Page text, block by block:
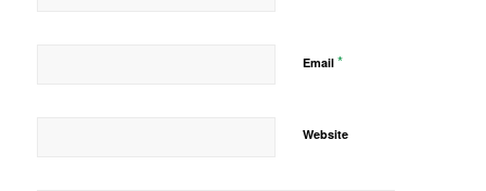
Email *
Website